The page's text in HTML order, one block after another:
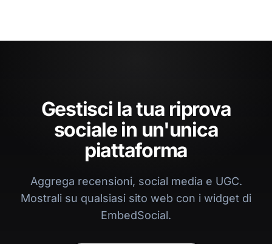
Gestisci la tua riprova
sociale in un'unica
piattaforma
Aggrega recensioni, social media e UGC.
Mostrali su qualsiasi sito web con i widget di
EmbedSocial.